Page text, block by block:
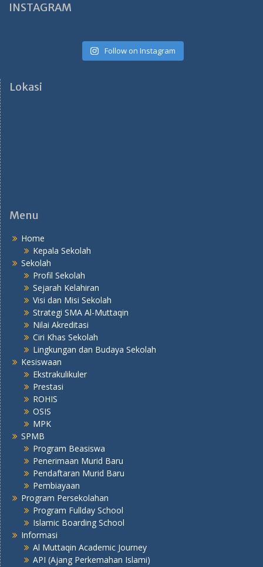
INSTAGRAM
Follow on Instagram
Lokasi
Menu
Home
Kepala Sekolah
Sekolah
Profil Sekolah
Sejarah Kelahiran
Visi dan Misi Sekolah
Strategi SMA Al-Muttaqin
Nilai Akreditasi
Ciri Khas Sekolah
Lingkungan dan Budaya Sekolah
Kesiswaan
Ekstrakulikuler
Prestasi
ROHIS
OSIS
MPK
SPMB
Program Beasiswa
Penerimaan Murid Baru
Pendaftaran Murid Baru
Pembiayaan
Program Persekolahan
Program Fullday School
Islamic Boarding School
Informasi
Al Muttaqin Academic Journey
API (Ajang Perkemahan Islami)